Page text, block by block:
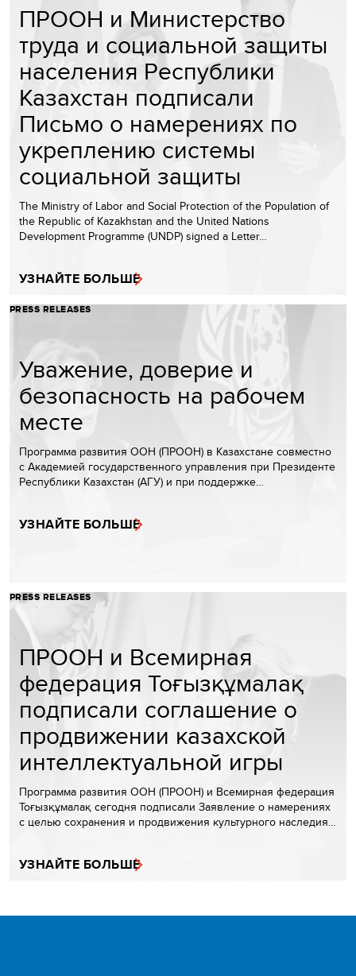
ПРООН и Министерство
труда и социальной защиты
населения Республики
Казахстан подписали
Письмо о намерениях по
укреплению системы
социальной защиты
The Ministry of Labor and Social Protection of the Population of
the Republic of Kazakhstan and the United Nations
Development Programme (UNDP) signed a Letter…
УЗНАЙТЕ БОЛЬШЕ
PRESS RELEASES
Уважение, доверие и
безопасность на рабочем
месте
Программа развития ООН (ПРООН) в Казахстане совместно
с Академией государственного управления при Президенте
Республики Казахстан (АГУ) и при поддержке…
УЗНАЙТЕ БОЛЬШЕ
PRESS RELEASES
ПРООН и Всемирная
федерация Тоғызқұмалақ
подписали соглашение о
продвижении казахской
интеллектуальной игры
Программа развития ООН (ПРООН) и Всемирная федерация
Тоғызқұмалақ сегодня подписали Заявление о намерениях
с целью сохранения и продвижения культурного наследия…
УЗНАЙТЕ БОЛЬШЕ